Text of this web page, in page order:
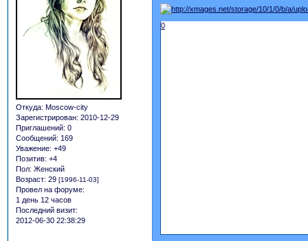
Откуда: Moscow-city
Зарегистрирован: 2010-12-29
Приглашений: 0
Сообщений: 169
Уважение: +49
Позитив: +4
Пол: Женский
Возраст: 29 [1996-11-03]
Провел на форуме:
1 день 12 часов
Последний визит:
2012-06-30 22:38:29
0